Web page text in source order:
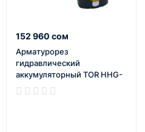
152 960 сом
Арматурорез
гидравлический
аккумуляторный TOR HHG-
16BD (4-16 мм)